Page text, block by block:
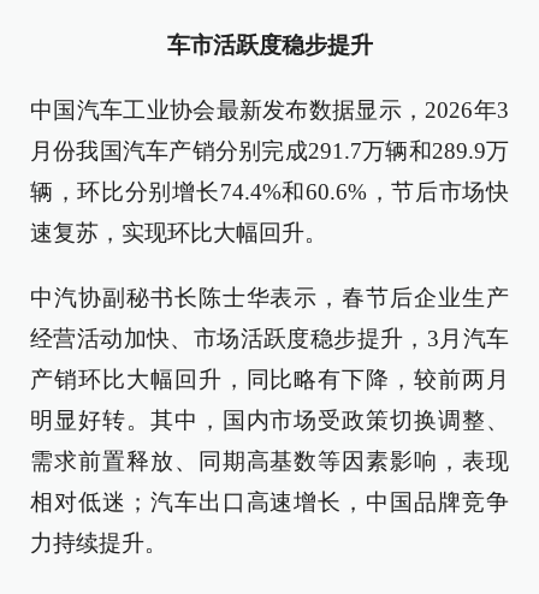
车市活跃度稳步提升
中国汽车工业协会最新发布数据显示，2026年3
月份我国汽车产销分别完成291.7万辆和289.9万
辆，环比分别增长74.4%和60.6%，节后市场快
速复苏，实现环比大幅回升。
中汽协副秘书长陈士华表示，春节后企业生产
经营活动加快、市场活跃度稳步提升，3月汽车
产销环比大幅回升，同比略有下降，较前两月
明显好转。其中，国内市场受政策切换调整、
需求前置释放、同期高基数等因素影响，表现
相对低迷；汽车出口高速增长，中国品牌竞争
力持续提升。